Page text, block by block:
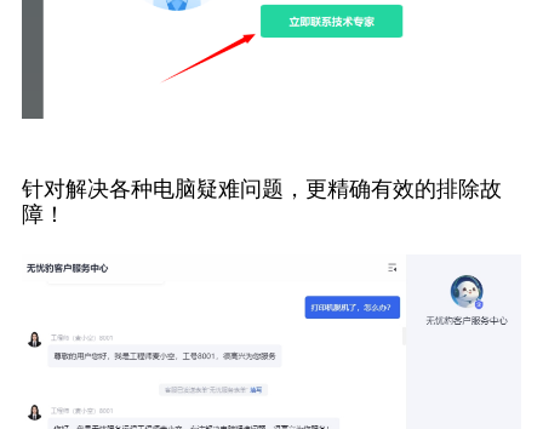
针对解决各种电脑疑难问题，更精确有效的排除故
障！